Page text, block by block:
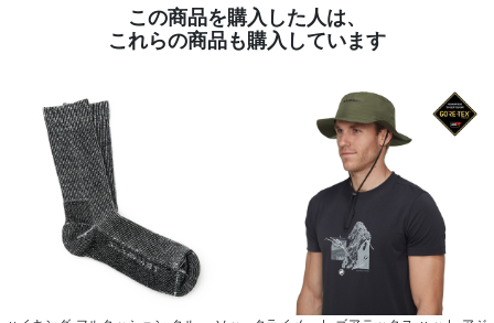
この商品を購入した人は、
これらの商品も購入しています